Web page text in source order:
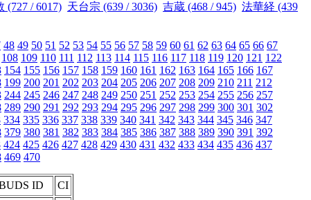
(727 / 6017) 天台宗 (639 / 3036) 吉蔵 (468 / 945) 法華経 (439
48 49 50 51 52 53 54 55 56 57 58 59 60 61 62 63 64 65 66 67
108 109 110 111 112 113 114 115 116 117 118 119 120 121 122
154 155 156 157 158 159 160 161 162 163 164 165 166 167
199 200 201 202 203 204 205 206 207 208 209 210 211 212
244 245 246 247 248 249 250 251 252 253 254 255 256 257
289 290 291 292 293 294 295 296 297 298 299 300 301 302
334 335 336 337 338 339 340 341 342 343 344 345 346 347
379 380 381 382 383 384 385 386 387 388 389 390 391 392
424 425 426 427 428 429 430 431 432 433 434 435 436 437
469 470
ID
CI